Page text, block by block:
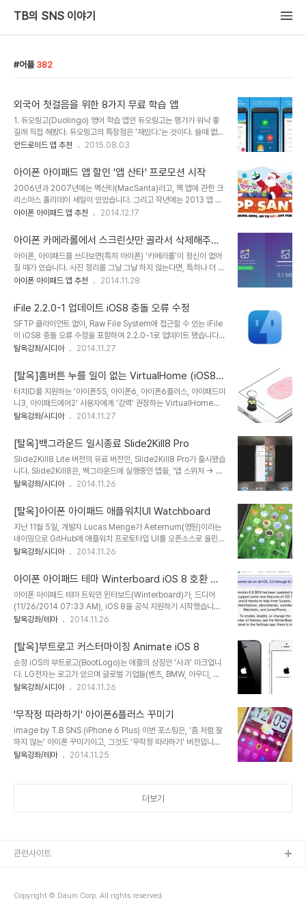
TB의 SNS 이야기
어플 382
외국어 첫걸음을 위한 8가지 무료 학습 앱
1. 듀오링고(Duolingo) 영어 학습 앱인 듀오링고는 평가가 워낙 좋
길래 직접 해봤다. 듀오링고의 특장점은 '재밌다.'는 것이다. 쓸때 없이
모바일 게임에 현질 해가면서 날릴 시간에 생산적으로 영어 학습을 시
지자. Download: Android | iOS 2. Memrise Memrise는 '토
탈 외국어 학습' 앱이다. 영어, 러시아어, 히브리어, 라틴어 등에 익숙
해짐이 목표다. Google+로 로그인 하면 언어가 영어로 등록된다. 설
정에서 언어를 한국어로 변경할 수 있다. Download: Android |
iOS 3. CoffeeStrap 잘 알려지지 않은 앱이지만, 외국어 학습을 위
안드로이드 앱 추천 2015.08.03
아이폰 아이패드 앱 할인 '앱 산타' 프로모션 시작
2006년과 2007년에는 맥산타(MacSanta)라고, 맥 앱에 관한 크
리스마스 홀리데이 세일이 있었습니다. 그리고 작년에는 2013 앱 산
타(2013 AppSanta)가 데뷔했고,(MacSanta처럼 제휴 이벤트는
력이 있는' iOS와 맥 앱을 60%~80%까지 할인 가격에 구매할 수
있는 '2014 AppSanta' 프로모션이 시작됐습니다. 총 42개의 앱으
로 Tapbots’ Tweetbot , Realmac’s Clear for Mac and iOS,
PCalc, Screens, Castro, Day One, Launch Center Pro 를
포함합니다. 아직 할인 가격이 적용되지 않았다면 '새로 고침
아이폰 아이패드 앱 추천 2014.12.17
아이폰 카메라롤에서 스크린샷만 골라서 삭제해주는
Screeny
아이폰, 아이패드를 쓰다보면(특히 아이폰) '카메라롤'이 정신이 없어
질 때가 있습니다. 사진 정리를 그날 그날 하지 않는다면, 특히나 더 정
신이 없어지겠습니다. 카메라롤 자체에서 사진 정보를 통해 분류해서
SNS를 열심히 구독 했다면, 'iTools'를 이용해서, 카메라롤의 사진을
아예 처음부터 폴더로 묶어서 PC로 옮길 수 있겠습니다. 그런데, 여기
에 2차 작업이 필요한데, 바로 '스크린샷'입니다. 언제 찍었는지 기억
도 안나는 스크린샷들이 군데 군데 산발되어 있는데, 찾아도 찾아도 끝
도 없다죠. 그래서, 소개해드리는 'Screeny'는 아예 처음부터 카메라
행한 ..
아이폰 아이패드 앱 추천 2014.11.28
iFile 2.2.0-1 업데이트 iOS8 충돌 오류 수정
SFTP 클라이언트 없이, Raw File System에 접근할 수 있는 iFile
이 iOS8 충돌 오류 수정을 포함하여 2.2.0-1로 업데이트 됐습니다.
iFile은, 쉽게 말해서, Winodws PC의 '탐색기'에 해당되고 자체적
가 있을때라면, SFTP 클라이언트 사용이 '당연히' 편합니다. 따라서,
굳이 꼭 필요한 트윅이라고는 할 수 없겠고, PC에 접속할 수가 없는데
급하게 내부 경로를 확인해야 하는 경우에 사용하면 되겠습니다.
Enhancements . Added support to set the user
interface language in iFile’s preferences. This setting
탈옥강좌/시디아 2014.11.27
[탈옥]홈버튼 누를 일이 없는 VirtualHome (iOS8)
유료 출시
터치ID를 지원하는 '아이폰5S, 아이폰6, 아이폰6플러스, 아이패드미
니3, 아이패드에어2' 사용자에게 '강력' 권장하는 VirtualHome이
iOS 8 버전으로 새롭게 출시됐습니다. 이번 iOS 8 버전은, 기존 iOS
(iOS8, $1.99)로 이전 버전을 제거한 후 새롭게 설치해야만 합니다.
iPhone5S 이전 iOS7 버전에서는, 아이폰5S의 경우 ① 홈버튼 기
능(홈버튼에 손가락만 갖다 대면, 홈버튼을 누르지 않아도 홈버튼을
누른 효과인 앱 스위처 실행)은 정상작동했고, ② 터치ID 언락(홈버튼
에 손가락만 갖다 대면, 홈버튼을 누르지 않고 바로 지문인식 및 잠금
탈옥강좌/시디아 2014.11.27
[탈옥]백그라운드 일시종료 Slide2Kill8 Pro
Slide2Kill8 Lite 버전의 유료 버전인, Slide2Kill8 Pro가 출시됐습
니다. Slide2Kill8은, 백그라운드에 실행중인 앱을, '앱 스위처 → 일
일히 하나씩 위로 슬라이드' 의 불편함을 해결하고자, '아래로 슬라이
이점으로는, 메뉴를 커스터마이징 할 수 있다는 점이고, 모든 앱 일시
종료(kill all apps), 하나의 앱 일시 종료(kill single apps), 퀵 메
뉴(모든 앱 닫기, 제어센터 연동, 알림센터 연동)가 포함됩니다. 현재,
Slide2Kill8 시리즈의 제스처 중, 아래로 슬라이드의 경우, 아이폰6
플러스에서 호환되지 않는 중입니다. 메뉴를 이용할 바에야, 이전에,
탈옥강좌/시디아 2014.11.26
[탈옥]아이폰 아이패드 애플워치UI Watchboard
지난 11월 5일, 개발자 Lucas Menge가 Aeternum(영원)이라는
네이밍으로 GitHub에 애플워치 프로토타입 UI를 오픈소스로 올린
애플워치UI는 그 디자인에 '아름답다.'는 극찬을 받았으며, 11월 14일,
트윅으로 올라왔습니다. 당시, 오픈소스로 올라온 것을, 유료로 바꾸건
무료로 바꾸건 개발자가 땅파먹고 사는건 아니겠으나, 해외 JB커뉴니
티에서 적지 않은 비판을 받았습니다. 이번에는, Barrel, Multifl0w
로 유명한 Aaron Ash가 또 하나의 애플워치 UI를 아이폰에 적용할
수 있는 트윅, Watchboard를 공개했습니다. 가격은, $3.99로 한
탈옥강좌/시디아 2014.11.26
아이폰 아이패드 테마 Winterboard iOS 8 호환 업
데이트
아이폰 아이패드 테마 트윅인 윈터보드(Winterboard)가, 드디어
(11/26/2014 07:33 AM), iOS 8을 공식 지원하기 시작했습니다.
iOS 테마 적용은, 크게 윈터보드와 드림보드(Dreamboard)로 나뉩
드림보드는 아예 '통 팩'으로 적용하는 방식입니다.(당연히, 사용자가
커스터마이징도 가능합니다.) 윈터보드의 장점은 윈터보드 테마 개발
자들이 많다는 점이고, 드림보드의 장점은 윈터보드에서 일반 사용자
들이 커스터마이징 하기 어려운 부분들을, 개발자가 아예 처음부터 완
팩으로 배포하기 때문에 테마 적용이 쉽다는 점이 있습니다. iOS 8 탈
..
탈옥강좌/테마 2014.11.26
[탈옥]부트로고 커스터마이징 Animate iOS 8
순정 iOS의 부트로고(BootLogo)는 애플의 상징인 '사과' 마크입니
다. LG전자는 로고가 있으며 글로벌 기업들(벤츠, BMW, 아우디, 페
라리, MS 등)이 거의 자사를 상징하는 로고가 있고, 삼성전자도 자사
SAMSUNG이라는 로고가 멋져보였는지 SAMSUNG이라는 로고를
그대로 사용중입니다.(어렸을 적 기억으로는, 3스타 로고가 있던것 같
기도 하고.. 구글도 로고가 Google이기는 합니다.) 검정색 바탕에 흰
색 사과, 흰색 바탕의 검정 사과가 마음에 들지 않는다면, 부트로고를
커스터마이징 할 수 있습니다. 직접 제작하는 방법도 있고, Cydia에
탈옥강좌/시디아 2014.11.26
'무작정 따라하기' 아이폰6플러스 꾸미기
image by T.B SNS (iPhone 6 Plus) 이번 포스팅은, '좀 처럼 잘
하지 않는' 아이폰 꾸미기이고, 그것도 '무작정 따라하기' 버전입니다.
무작정 따라하기는, 초보자를 기준으로, 하나 부터 열까지 디테일하게
Widget - iPhone6+, HomescreenDesigner, Winterboard
탈옥강좌/테마 2014.11.25
더보기
Copyright © Daum Corp. All rights reserved.
관련사이트